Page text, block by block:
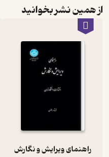
از همین نشر بخوانید
راهنمای ویرایش و نگارش